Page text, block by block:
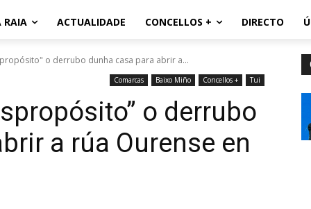
RAIA ACTUALIDADE CONCELLOS + DIRECTO
o derrubo dunha casa para abrir a...
Comarcas Baixo Miño Concellos + Tui
o derrubo
a rúa Ourense en